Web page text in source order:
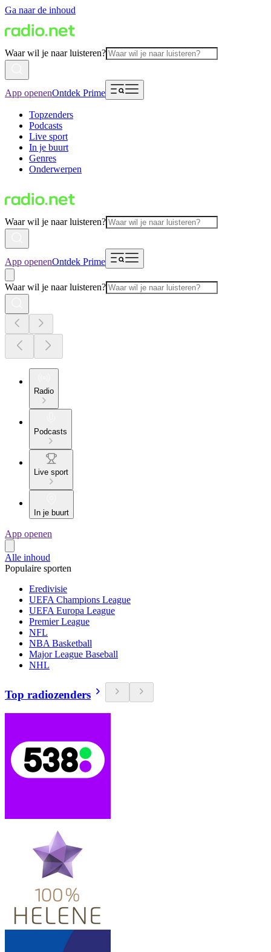
Ga naar de inhoud
Waar wil je naar luisteren?
App openenOntdek Prime
Topzenders
Podcasts
Live sport
In je buurt
Genres
Onderwerpen
Waar wil je naar luisteren?
App openenOntdek Prime
Waar wil je naar luisteren?
Radio
Podcasts
Live sport
In je buurt
App openen
Alle inhoud
Populaire sporten
Eredivisie
UEFA Champions League
UEFA Europa League
Premier League
NFL
NBA Basketball
Major League Baseball
NHL
Top radiozenders